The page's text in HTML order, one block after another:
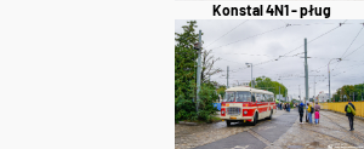
Konstal 4N1 - pług